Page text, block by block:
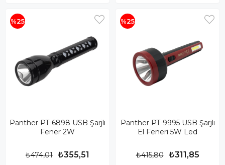
Panther PT-6898 USB Şarjlı
Fener 2W
₺355,51
₺474,01
%25
Panther PT-9995 USB Şarjlı
El Feneri 5W Led
₺311,85
₺415,80
%25